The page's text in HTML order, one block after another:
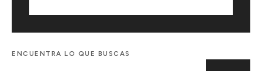
ENCUENTRA LO QUE BUSCAS